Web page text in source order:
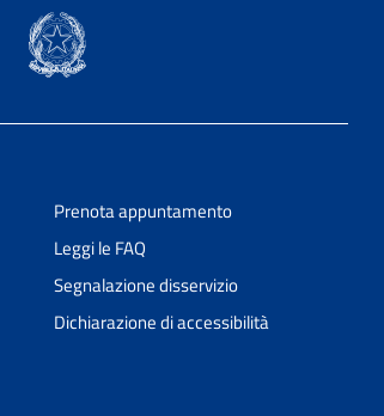
Prenota appuntamento
Leggi le FAQ
Segnalazione disservizio
Dichiarazione di accessibilità